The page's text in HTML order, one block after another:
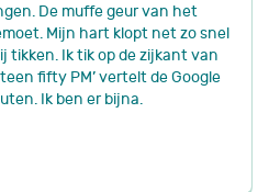
De muffe geur van het
Mijn hart klopt net zo snel
tikken. Ik tik op de zijkant van
fifty PM’ vertelt de Google
Ik ben er bijna.